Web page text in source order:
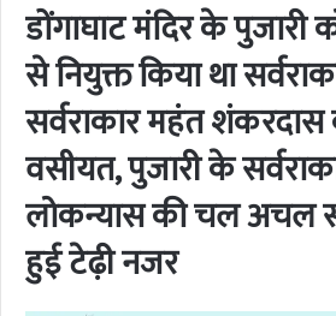
डोंगाघाट मंदिर के
से नियुक्त किया था
सर्वराकार महंत
वसीयत, पुजारी के
लोकन्यास की चल अचल
हुई टेढ़ी नजर